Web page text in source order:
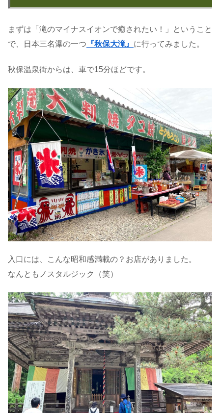
まずは「滝のマイナスイオンで癒されたい！」ということ
で、日本三名瀑の一つ 『秋保大滝』 に行ってみました。
秋保温泉街からは、車で15分ほどです。
入口には、こんな昭和感満載の？お店がありました。
なんともノスタルジック（笑）